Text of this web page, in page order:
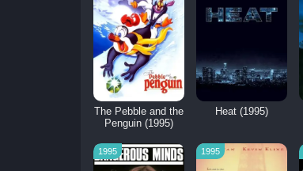
The Pebble and the
Penguin (1995)
Heat (1995)
1995 1995